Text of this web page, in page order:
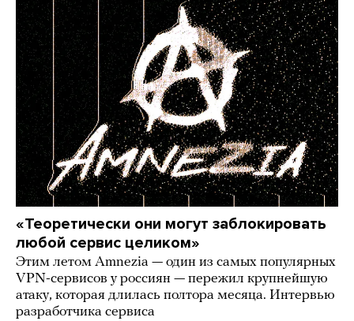
«Теоретически они могут заблокировать
любой сервис целиком»
Этим летом Amnezia — один из самых популярных
VPN-сервисов у россиян — пережил крупнейшую
атаку, которая длилась полтора месяца. Интервью
разработчика сервиса